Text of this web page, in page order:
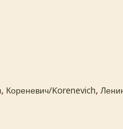
, Кореневич/Korenevich,